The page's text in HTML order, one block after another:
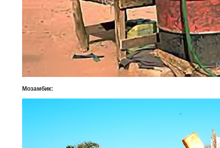
Мозамбик: